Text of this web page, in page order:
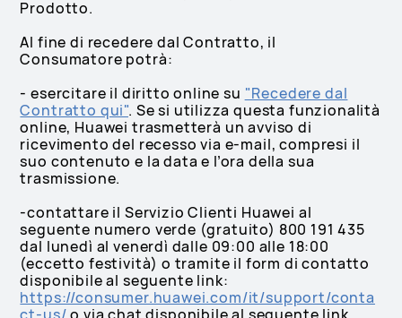
Prodotto.
Al fine di recedere dal Contratto, il
Consumatore potrà:
- esercitare il diritto online su "Recedere dal
Contratto qui". Se si utilizza questa funzionalità
online, Huawei trasmetterà un avviso di
ricevimento del recesso via e-mail, compresi il
suo contenuto e la data e l’ora della sua
trasmissione.
-contattare il Servizio Clienti Huawei al
seguente numero verde (gratuito) 800 191 435
dal lunedì al venerdì dalle 09:00 alle 18:00
(eccetto festività) o tramite il form di contatto
disponibile al seguente link:
https://consumer.huawei.com/it/support/conta